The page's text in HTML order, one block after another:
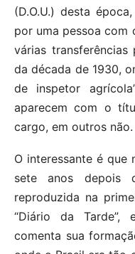
(D.O.U.) desta
por uma pessoa com
várias transferências
da década de 1930,
de inspetor
aparecem com o
cargo, em outros não.
O interessante é que
sete anos depois
reproduzida na
“Diário da Tarde”,
comenta sua